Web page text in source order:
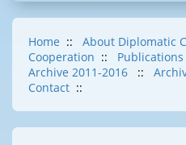
Home :: About Diplomatic
Cooperation :: Publications
Archive 2011-2016
::
Contact ::